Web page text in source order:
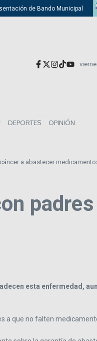
de Bando Municipal
DEPORTES OPINIÓN
a abastecer
esta enfermedad,
a que no falten